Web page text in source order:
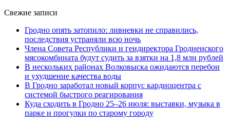
Свежие записи
Гродно опять затопило: ливневки не справились,
последствия устраняли всю ночь
Члена Совета Республики и гендиректора Гродненского
мясокомбината будут судить за взятки на 1,8 млн рублей
В нескольких районах Волковыска ожидаются перебои
и ухудшение качества воды
В Гродно заработал новый корпус кардиоцентра с
системой быстрого реагирования
Куда сходить в Гродно 25–26 июля: выставки, музыка в
парке и прогулки по старому городу